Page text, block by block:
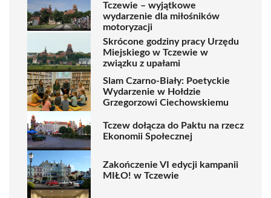
Tczewie – wyjątkowe
wydarzenie dla miłośników
motoryzacji
Skrócone godziny pracy Urzędu
Miejskiego w Tczewie w
związku z upałami
Slam Czarno-Biały: Poetyckie
Wydarzenie w Hołdzie
Grzegorzowi Ciechowskiemu
Tczew dołącza do Paktu na rzecz
Ekonomii Społecznej
Zakończenie VI edycji kampanii
MIŁO! w Tczewie